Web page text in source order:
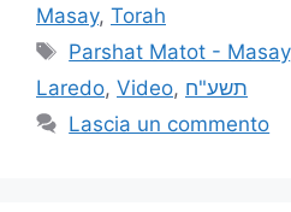
Masay, Torah
Parshat Matot - Masay
Laredo, Video, תשע"ח
Lascia un commento